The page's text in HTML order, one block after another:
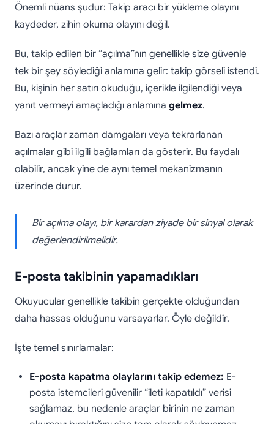
Önemli nüans şudur: Takip aracı bir yükleme olayını
kaydeder, zihin okuma olayını değil.
Bu, takip edilen bir “açılma”nın genellikle size güvenle
tek bir şey söylediği anlamına gelir: takip görseli istendi.
Bu, kişinin her satırı okuduğu, içerikle ilgilendiği veya
yanıt vermeyi amaçladığı anlamına gelmez.
Bazı araçlar zaman damgaları veya tekrarlanan
açılmalar gibi ilgili bağlamları da gösterir. Bu faydalı
olabilir, ancak yine de aynı temel mekanizmanın
üzerinde durur.
Bir açılma olayı, bir karardan ziyade bir sinyal olarak
değerlendirilmelidir.
E-posta takibinin yapamadıkları
Okuyucular genellikle takibin gerçekte olduğundan
daha hassas olduğunu varsayarlar. Öyle değildir.
İşte temel sınırlamalar:
E-posta kapatma olaylarını takip edemez: E-
posta istemcileri güvenilir “ileti kapatıldı” verisi
sağlamaz, bu nedenle araçlar birinin ne zaman